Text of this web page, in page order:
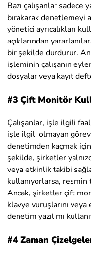
Bazı çalışanlar sadece
bırakarak denetlemeyi
yönetici ayrıcalıkları
açıklarından
bir şekilde durdurur.
işleminin çalışanın
dosyalar veya kayıt
#3 Çift Monitör
Çalışanlar, işle ilgili
işle ilgili olmayan
denetimden kaçmak
şekilde, şirketler
veya etkinlik takibi
kullanıyorlarsa, resmin
Ancak, şirketler çift
klavye vuruşlarını
denetim yazılımı
#4 Zaman